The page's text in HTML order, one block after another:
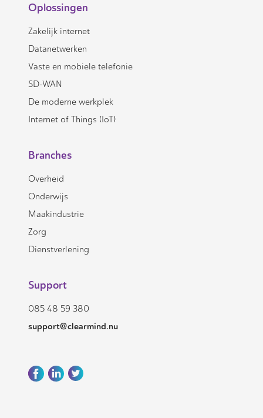
Oplossingen
Zakelijk internet
Datanetwerken
Vaste en mobiele telefonie
SD-WAN
De moderne werkplek
Internet of Things (IoT)
Branches
Overheid
Onderwijs
Maakindustrie
Zorg
Dienstverlening
Support
085 48 59 380
support@clearmind.nu